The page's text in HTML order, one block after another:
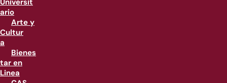
Universit
ario
Arte y
Cultur
a
Bienes
tar en
Linea